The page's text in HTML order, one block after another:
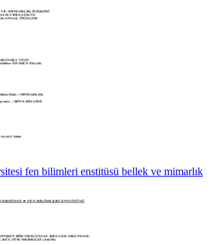
fen bilimleri enstitüsü bellek ve mimarlık